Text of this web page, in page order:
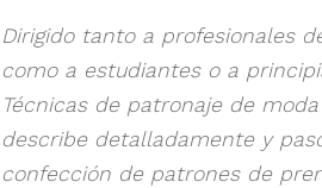
Dirigido tanto a profesionales
como a estudiantes o a
Técnicas de patronaje de
describe detalladamente y
confección de patrones de